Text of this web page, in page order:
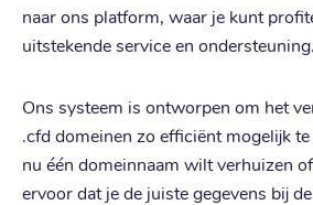
naar ons platform, waar je kunt
uitstekende service en ondersteuning.
Ons systeem is ontworpen om het
.cfd domeinen zo efficiënt mogelijk
nu één domeinnaam wilt verhuizen
ervoor dat je de juiste gegevens bij